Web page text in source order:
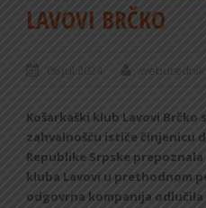
LAVOVI BRČKO
06 jul 2024 weburednik
Košarkaški klub Lavovi Brčko
zahvalnošću ističe činjenicu
Republike Srpske
kluba Lavovi u prethodnom
odgovrna kompanija